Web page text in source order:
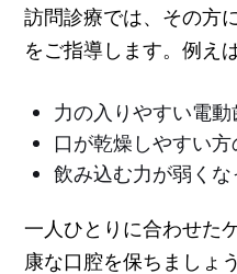
訪問診療では、その方
をご指導します。例え
力の入りやすい電
口が乾燥しやすい
飲み込む力が弱く
一人ひとりに合わせた
康な口腔を保ちましょう